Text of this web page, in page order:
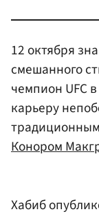
12 октября
смешанного
чемпион UFC
карьеру
Конором
Хабиб